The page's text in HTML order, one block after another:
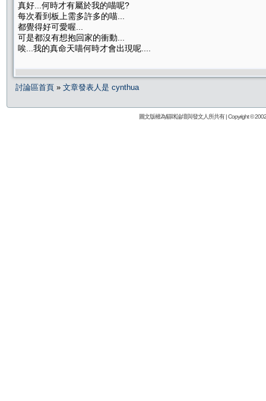
真好...何時才有屬於我的喵呢?
每次看到板上需多許多的喵...
都覺得好可愛喔...
可是都沒有想抱回家的衝動...
唉...我的真命天喵何時才會出現呢....
討論區首頁 » 文章發表人是 cynthua
圖文版權為貓咪論壇與發文人所共有 | Copyright ©